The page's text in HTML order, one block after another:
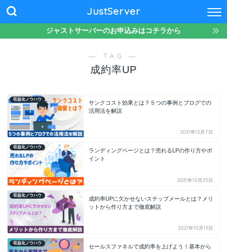
JustServer
ジャストサーバーのお申込みはコチラから
― TAG ―
成約率UP
収益化ノウハウ
サンクコスト効果とは？５つの事例とブログでの
活用法を解説
2021年12月7日
収益化ノウハウ
ランディングページとは？売れるLPの作り方やポ
イント
2021年10月25日
収益化ノウハウ
成約率UPに欠かせないステップメールとは？メリ
ットから作り方まで徹底解説
2021年10月19日
収益化ノウハウ
セールスファネルで成約率を上げよう！基本から